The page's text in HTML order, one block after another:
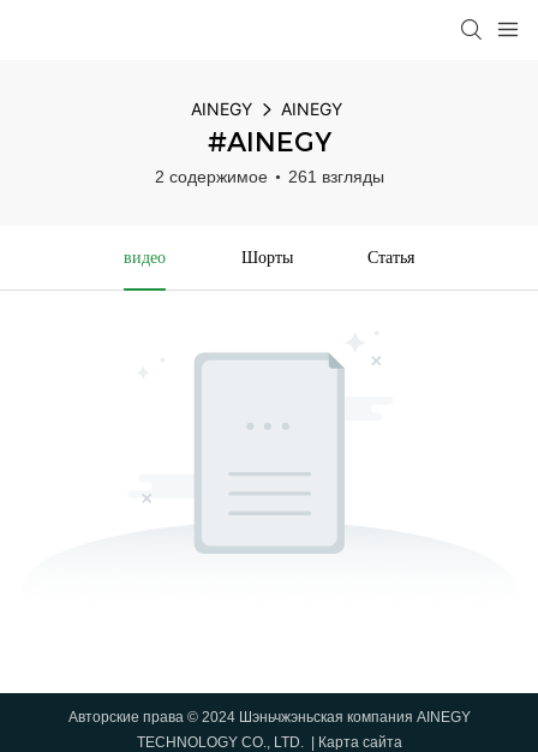
AINEGY AINEGY
#AINEGY
2 содержимое 261 взгляды
видео Шорты Статья
Авторские права © 2024 Шэньчжэньская компания AINEGY
TECHNOLOGY CO., LTD. | Карта сайта